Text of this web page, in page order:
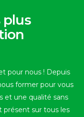
plus
pour nous ! Depuis
former pour vous
et une qualité sans
présent sur tous les